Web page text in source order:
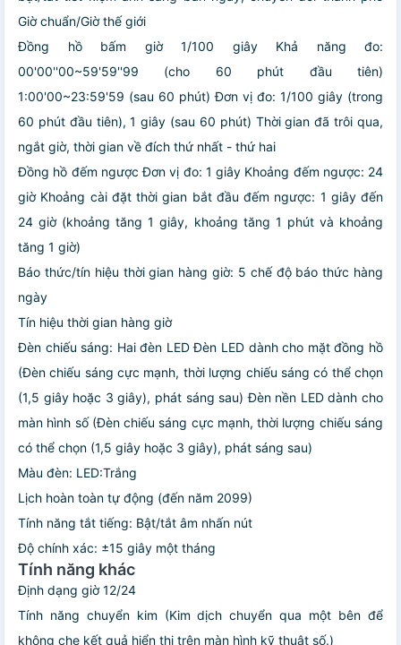
Giờ chuẩn/Giờ thế giới
Đồng hồ bấm giờ 1/100 giây Khả năng đo:
00'00''00~59'59''99 (cho 60 phút đầu tiên)
1:00'00~23:59'59 (sau 60 phút) Đơn vị đo: 1/100 giây (trong
60 phút đầu tiên), 1 giây (sau 60 phút) Thời gian đã trôi qua,
ngắt giờ, thời gian về đích thứ nhất - thứ hai
Đồng hồ đếm ngược Đơn vị đo: 1 giây Khoảng đếm ngược: 24
giờ Khoảng cài đặt thời gian bắt đầu đếm ngược: 1 giây đến
24 giờ (khoảng tăng 1 giây, khoảng tăng 1 phút và khoảng
tăng 1 giờ)
Báo thức/tín hiệu thời gian hàng giờ: 5 chế độ báo thức hàng
ngày
Tín hiệu thời gian hàng giờ
Đèn chiếu sáng: Hai đèn LED Đèn LED dành cho mặt đồng hồ
(Đèn chiếu sáng cực mạnh, thời lượng chiếu sáng có thể chọn
(1,5 giây hoặc 3 giây), phát sáng sau) Đèn nền LED dành cho
màn hình số (Đèn chiếu sáng cực mạnh, thời lượng chiếu sáng
có thể chọn (1,5 giây hoặc 3 giây), phát sáng sau)
Màu đèn: LED:Trắng
Lịch hoàn toàn tự động (đến năm 2099)
Tính năng tắt tiếng: Bật/tắt âm nhấn nút
Độ chính xác: ±15 giây một tháng
Tính năng khác
Định dạng giờ 12/24
Tính năng chuyển kim (Kim dịch chuyển qua một bên để
không che kết quả hiển thị trên màn hình kỹ thuật số.)